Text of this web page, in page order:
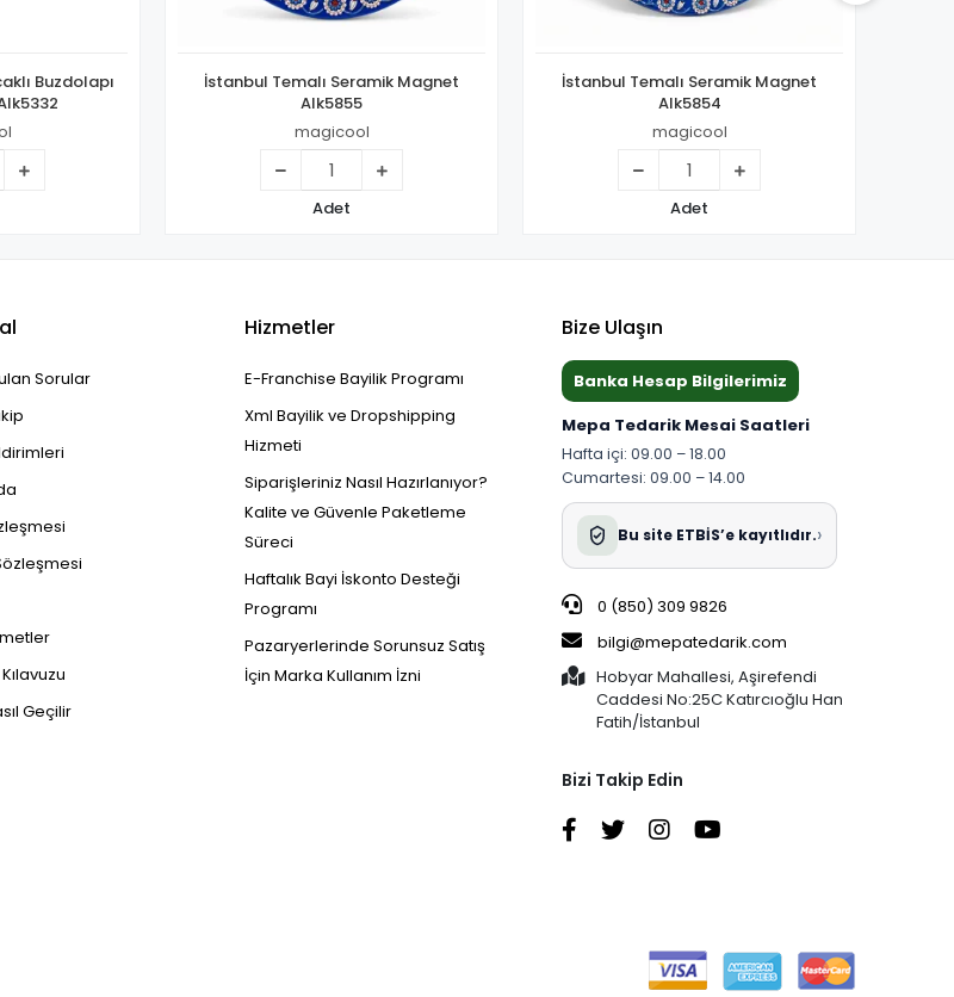
Buzdolapı
İstanbul Temalı Seramik Magnet
Alk5855
magicool
Adet
İstanbul Temalı Seramik Magnet
Alk5854
magicool
Adet
Sorular
Geçilir
Hizmetler
E-Franchise Bayilik Programı
Xml Bayilik ve Dropshipping
Hizmeti
Siparişleriniz Nasıl Hazırlanıyor?
Kalite ve Güvenle Paketleme
Süreci
Haftalık Bayi İskonto Desteği
Programı
Pazaryerlerinde Sorunsuz Satış
İçin Marka Kullanım İzni
Bize Ulaşın
Banka Hesap Bilgilerimiz
Mepa Tedarik Mesai Saatleri
Hafta içi: 09.00 – 18.00
Cumartesi: 09.00 – 14.00
Bu site ETBİS’e kayıtlıdır.›
0 (850) 309 9826
bilgi@mepatedarik.com
Hobyar Mahallesi, Aşirefendi
Caddesi No:25C Katırcıoğlu Han
Fatih/İstanbul
Bizi Takip Edin